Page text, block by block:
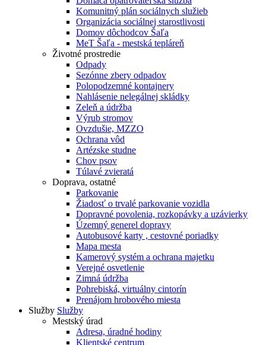
Komunitný plán sociálnych služieb
Organizácia sociálnej starostlivosti
Domov dôchodcov Šaľa
MeT Šaľa - mestská tepláreň
Životné prostredie
Odpady
Sezónne zbery odpadov
Polopodzemné kontajnery
Nahlásenie nelegálnej skládky
Zeleň a údržba
Výrub stromov
Ovzdušie, MZZO
Ochrana vôd
Artézske studne
Chov psov
Túlavé zvieratá
Doprava, ostatné
Parkovanie
Žiadosť o trvalé parkovanie vozidla
Dopravné povolenia, rozkopávky a uzávierky
Územný generel dopravy
Autobusové karty , cestovné poriadky
Mapa mesta
Kamerový systém a ochrana majetku
Verejné osvetlenie
Zimná údržba
Pohrebiská, virtuálny cintorín
Prenájom hrobového miesta
Služby Služby
Mestský úrad
Adresa, úradné hodiny
Klientské centrum